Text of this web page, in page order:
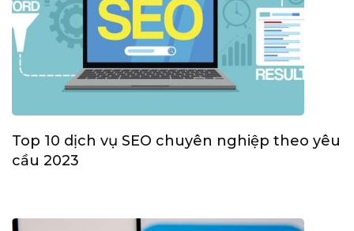
Top 10 dịch vụ SEO chuyên nghiệp theo yêu
cầu 2023